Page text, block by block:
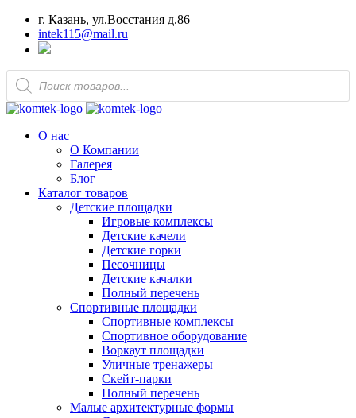
г. Казань, ул.Восстания д.86
intek115@mail.ru
Поиск
товаров
О нас
О Компании
Галерея
Блог
Каталог товаров
Детские площадки
Игровые комплексы
Детские качели
Детские горки
Песочницы
Детские качалки
Полный перечень
Спортивные площадки
Спортивные комплексы
Спортивное оборудование
Воркаут площадки
Уличные тренажеры
Скейт-парки
Полный перечень
Малые архитектурные формы